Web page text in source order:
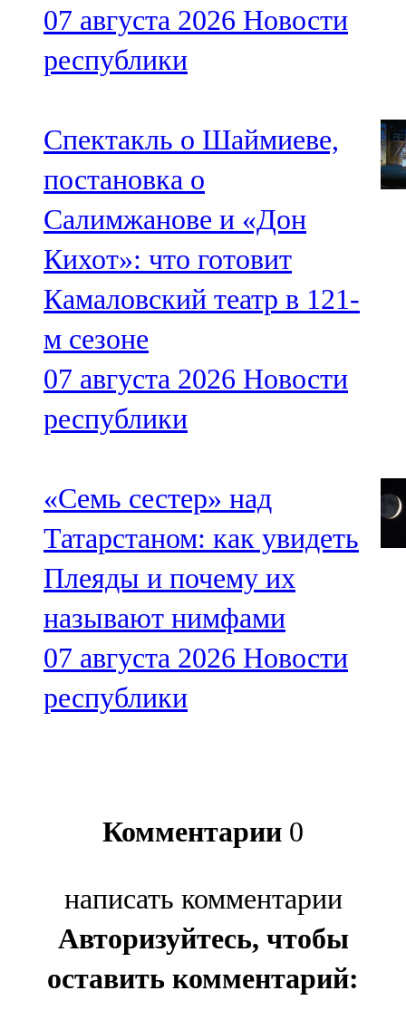
07 августа 2026 Новости
республики
Спектакль о Шаймиеве,
постановка о
Салимжанове и «Дон
Кихот»: что готовит
Камаловский театр в 121-
м сезоне
07 августа 2026 Новости
республики
«Семь сестер» над
Татарстаном: как увидеть
Плеяды и почему их
называют нимфами
07 августа 2026 Новости
республики
Комментарии 0
написать комментарии
Авторизуйтесь, чтобы
оставить комментарий: